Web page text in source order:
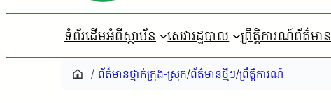
ទំព័រដើមអំពីស្ថាប័ន សេវារដ្ឋបាល ព្រឹត្តិការណ៍ព័ត៌មាន
/ ព័ត៌មានថ្នាក់ក្រុង-ស្រុក/ព័ត៌មានថ្មីៗ/ព្រឹត្តិការណ៍